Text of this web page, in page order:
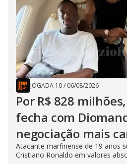
JOGADA 10/ 06/08/2026
Por R$ 828
fecha com
negociação mais
Atacante marfinense de 19 anos
Cristiano Ronaldo em valores